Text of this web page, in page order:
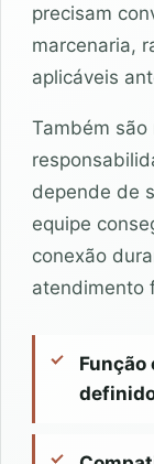
precisam
marcenaria,
aplicáveis
Também
depende de
equipe
conexão
atendimento
Função